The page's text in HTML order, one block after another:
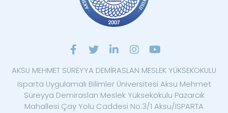
AKSU MEHMET SÜREYYA DEMİRASLAN MESLEK YÜKSEKOKULU
Isparta Uygulamalı Bilimler Üniversitesi Aksu Mehmet
Süreyya Demiraslan Meslek Yüksekokulu Pazarcık
Mahallesi Çay Yolu Caddesi No:3/1 Aksu/ISPARTA